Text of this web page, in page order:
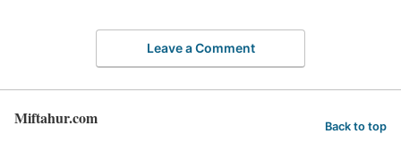
Leave a Comment
Miftahur.com Back to top